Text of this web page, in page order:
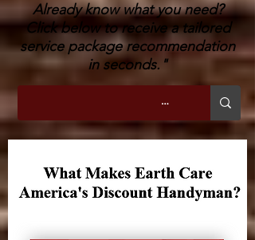
Already know what you need?
Click below to receive a tailored
service package recommendation
in seconds."